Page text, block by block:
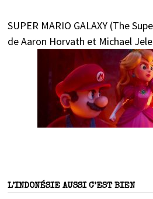
SUPER MARIO GALAXY (The
de Aaron Horvath et Michael
L’INDONÉSIE AUSSI C’EST BIEN